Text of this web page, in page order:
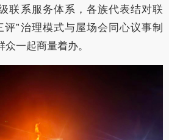
联系服务体系，各族代表结对联
评”治理模式与屋场会同心议事制
一起商量着办。